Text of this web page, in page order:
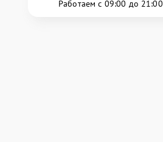
Работаем с 09:00 до 21:00